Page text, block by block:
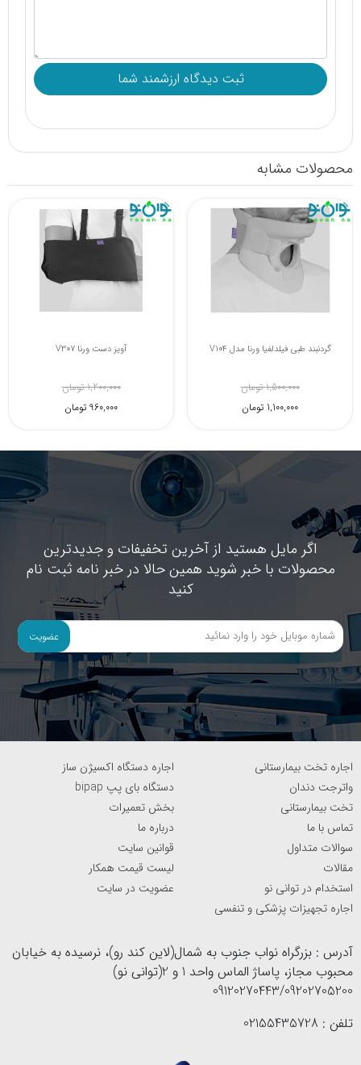
محصولات مشابه
آویز دست ورنا V307
1,200,000 تومان
960,000 تومان
گردنبند طبی فیلدلفیا ورنا مدل V104
1,500,000 تومان
1,100,000 تومان
اگر مایل هستید از آخرین تخفیفات و جدیدترین
محصولات با خبر شوید همین حالا در خبر نامه ثبت نام
کنید
عضویت
اجاره تخت بیمارستانی
اجاره دستگاه اکسیژن ساز
واترجت دندان
دستگاه بای پپ bipap
تخت بیمارستانی
بخش تعمیرات
تماس با ما
درباره ما
سوالات متداول
قوانین سایت
مقالات
لیست قیمت همکار
استخدام در توانی نو
عضویت در سایت
اجاره تجهیزات پزشکی و تنفسی
آدرس : بزرگراه نواب جنوب به شمال(لاین کند رو)، نرسیده به خیابان
محبوب مجاز، پاساژ الماس واحد 1 و 2(توانی نو)
09120270443/09202705200
تلفن : 02155435728